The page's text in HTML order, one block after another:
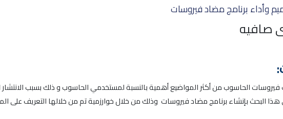
وأداء برنامج مضاد فيروسات
صافيه
الحاسوب من أكثر المواضيع أهمية بالنسبة لمستخدمي الحاسوب و ذلك بسبب